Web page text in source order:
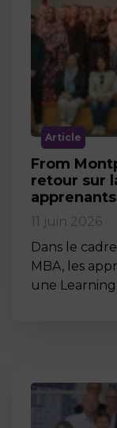
Article
From
retour sur
11 juin 2026
Dans le
MBA, les
une